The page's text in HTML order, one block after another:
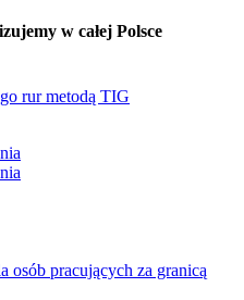
w całej Polsce
rur metodą TIG
osób pracujących za granicą